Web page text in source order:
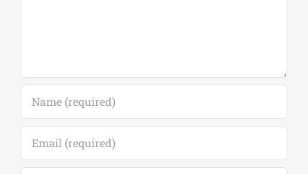
Save my name, email, and website in this